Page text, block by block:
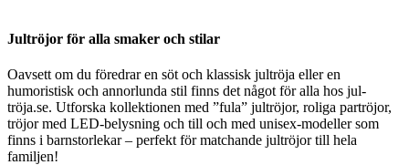
Jultröjor för alla smaker och stilar
Oavsett om du föredrar en söt och klassisk jultröja eller en
humoristisk och annorlunda stil finns det något för alla hos jul-
tröja.se. Utforska kollektionen med ”fula” jultröjor, roliga partröjor,
tröjor med LED-belysning och till och med unisex-modeller som
finns i barnstorlekar – perfekt för matchande jultröjor till hela
familjen!